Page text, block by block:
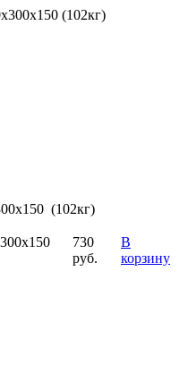
(102кг)
730
руб.
В
корзину